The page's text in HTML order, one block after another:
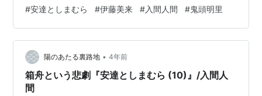
氏がゲスト出演した回。
なかった。 私の初恋相手がキスしてたも読みたいが、短
編を先に見たいとおもふ。 それにしてもやっぱりこれは
とんでもない。 入間の間／入間人間のすべて？がここ
に！（電撃文庫） - カクヨム
#安達としまむら #伊藤美来 #入間人間 #鬼頭明里
陽のあたる裏路地 • 4年前
箱舟という悲劇『安達としまむら (10)』/入間人
間